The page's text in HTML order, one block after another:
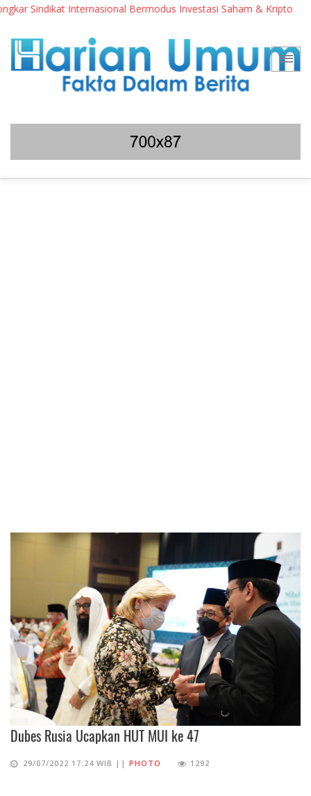
Bermodus Investasi Saham & Kripto Pengamat
Dubes Rusia Ucapkan HUT MUI ke 47
29/07/2022 17:24 WIB || PHOTO 1292